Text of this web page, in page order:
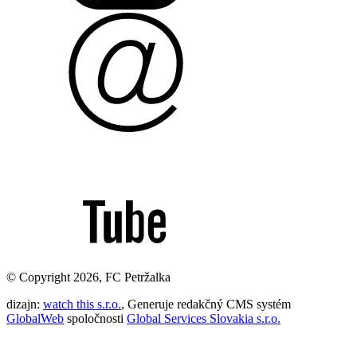
© Copyright 2026, FC Petržalka
dizajn: watch this s.r.o., Generuje redakčný CMS systém
GlobalWeb spoločnosti Global Services Slovakia s.r.o.